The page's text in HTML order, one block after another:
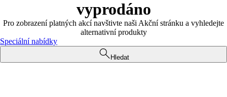
vyprodáno
Pro zobrazení platných akcí navštivte naši Akční stránku a vyhledejte
alternativní produkty
Speciální nabídky
Hledat